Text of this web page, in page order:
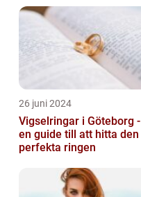
26 juni 2024
Vigselringar i Göteborg -
en guide till att hitta den
perfekta ringen